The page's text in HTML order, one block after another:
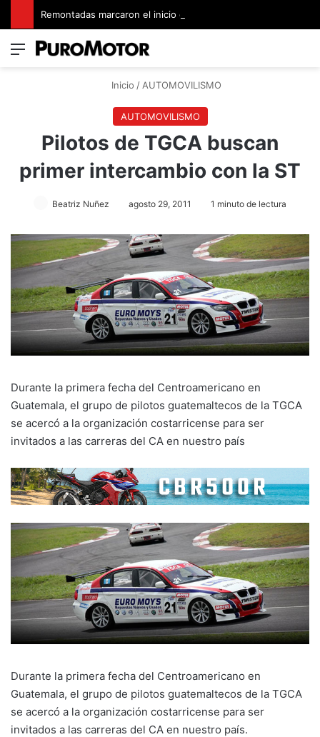
Menú
Inicio / AUTOMOVILISMO
AUTOMOVILISMO
Pilotos de TGCA buscan
primer intercambio con la ST
Beatriz Nuñez agosto 29, 2011 1 minuto de lectura
Durante la primera fecha del Centroamericano en
Guatemala, el grupo de pilotos guatemaltecos de la TGCA
se acercó a la organización costarricense para ser
invitados a las carreras del CA en nuestro país
Durante la primera fecha del Centroamericano en
Guatemala, el grupo de pilotos guatemaltecos de la TGCA
se acercó a la organización costarricense para ser
invitados a las carreras del CA en nuestro país.